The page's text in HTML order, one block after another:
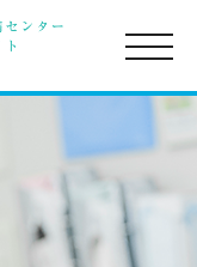
toggle